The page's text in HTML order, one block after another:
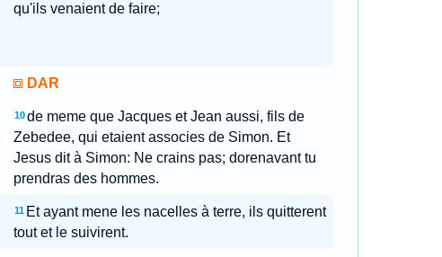
qu'ils venaient de faire;
DAR
10 de meme que Jacques et Jean aussi, fils de
Zebedee, qui etaient associes de Simon. Et
Jesus dit à Simon: Ne crains pas; dorenavant tu
prendras des hommes.
11 Et ayant mene les nacelles à terre, ils quitterent
tout et le suivirent.